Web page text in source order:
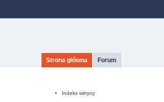
Strona główna Forum
Indeks witryny